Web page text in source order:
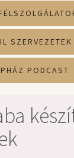
SZERVEZETEK
PODCAST